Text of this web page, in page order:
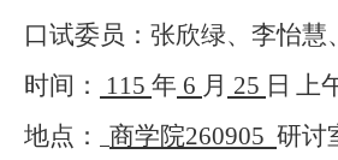
口试委员：张欣绿、李怡慧
时间：
115 年 6 月 25 日 上
地点：
商学院260905 研讨